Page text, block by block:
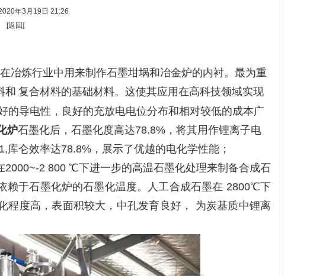
年3月19日 21:26
[返回]
冶炼行业中用来制作石墨坩埚和冶金炉的内衬。最为重
和 复合材料的基础材料。这使其应用在高科技领域实现
的导电性，良好的充放电电位分布和相对较低的成本广
炉石墨化后，石墨化度高达78.8%，将其用作锂离子电
库仑效率达78.8%，展示了优越的电化学性能；
2000~-2 800 ℃下进一步的高温石墨化处理来制备合成石
赖于石墨化炉的石墨化温度。人工合成石墨在 2800℃下
度高，表面积较大，中孔发育良好，
为炭基质中锂离